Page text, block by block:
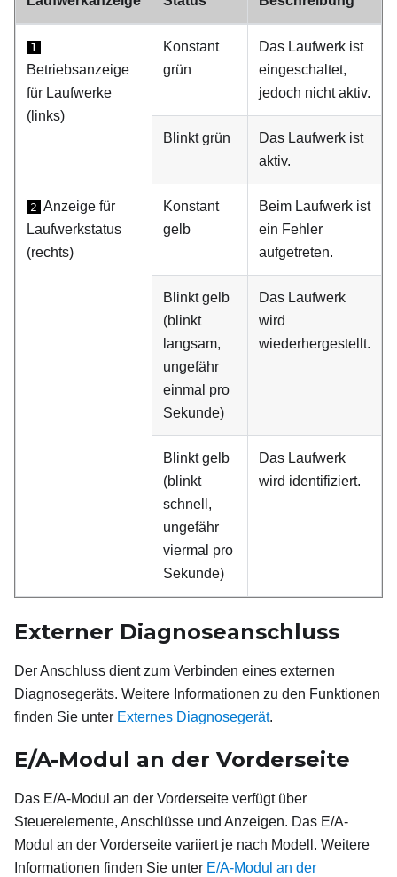
1
Betriebsanzeige
für Laufwerke
(links)
Konstant
grün
Das Laufwerk ist
eingeschaltet,
jedoch nicht aktiv.
Blinkt grün
Das Laufwerk ist
aktiv.
2 Anzeige für
Laufwerkstatus
(rechts)
Konstant
gelb
Beim Laufwerk ist
ein Fehler
aufgetreten.
Blinkt gelb
(blinkt
langsam,
ungefähr
einmal pro
Sekunde)
Das Laufwerk
wird
wiederhergestellt.
Blinkt gelb
(blinkt
schnell,
ungefähr
viermal pro
Sekunde)
Das Laufwerk
wird identifiziert.
Externer Diagnoseanschluss
Der Anschluss dient zum Verbinden eines externen
Diagnosegeräts. Weitere Informationen zu den Funktionen
finden Sie unter Externes Diagnosegerät.
E/A-Modul an der Vorderseite
Das E/A-Modul an der Vorderseite verfügt über
Steuerelemente, Anschlüsse und Anzeigen. Das E/A-
Modul an der Vorderseite variiert je nach Modell. Weitere
Informationen finden Sie unter E/A-Modul an der